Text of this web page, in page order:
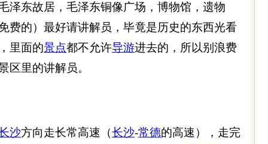
泽东故居，毛泽东铜像广场，博物馆，遗物
费的）最好请讲解员，毕竟是历史的东西光看
里面的景点都不允许导游进去的，所以别浪费
区里的讲解员。
沙方向走长常高速（长沙-常德的高速），走完